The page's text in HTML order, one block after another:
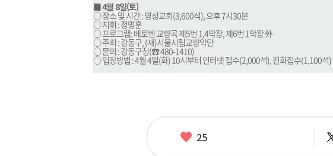
■4월 8일(토)
○ 장소 및 시간 : 명성교회(3,600석), 오후 7시30분
○ 지휘 : 정명훈
○ 프로그램: 베토벤 교향곡 제5번 1,4악장, 제6번 1악장 外
○ 주최 : 강동구, (재)서울시립교향악단
○ 문의 : 강동구청(☎ 480-1410)
○ 입장방법 : 4월 4일(화) 10시부터 인터넷 접수(2,000석), 전화접수(1,100석)
좋
25 트
위